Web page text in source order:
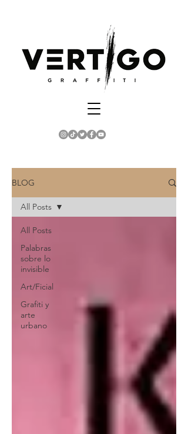
BLOG
All Posts
Palabras
sobre lo
invisible
Art/Ficial
Grafiti y
arte
urbano
All Posts